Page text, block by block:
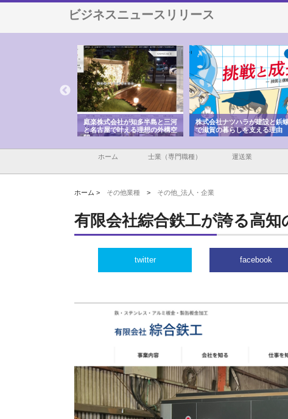
ビジネスニュースリリース
株式会社ナツハラが建設と鋲螺
で滋賀の暮らしを支える理由
株式会社メタルエースの企業
イトが提供する充実した情報
容とは
ホーム 士業（専門職種） 運送業
ホーム > その他業種 > その他_法人・企業
有限会社綜合鉄工が誇る高
twitter facebook